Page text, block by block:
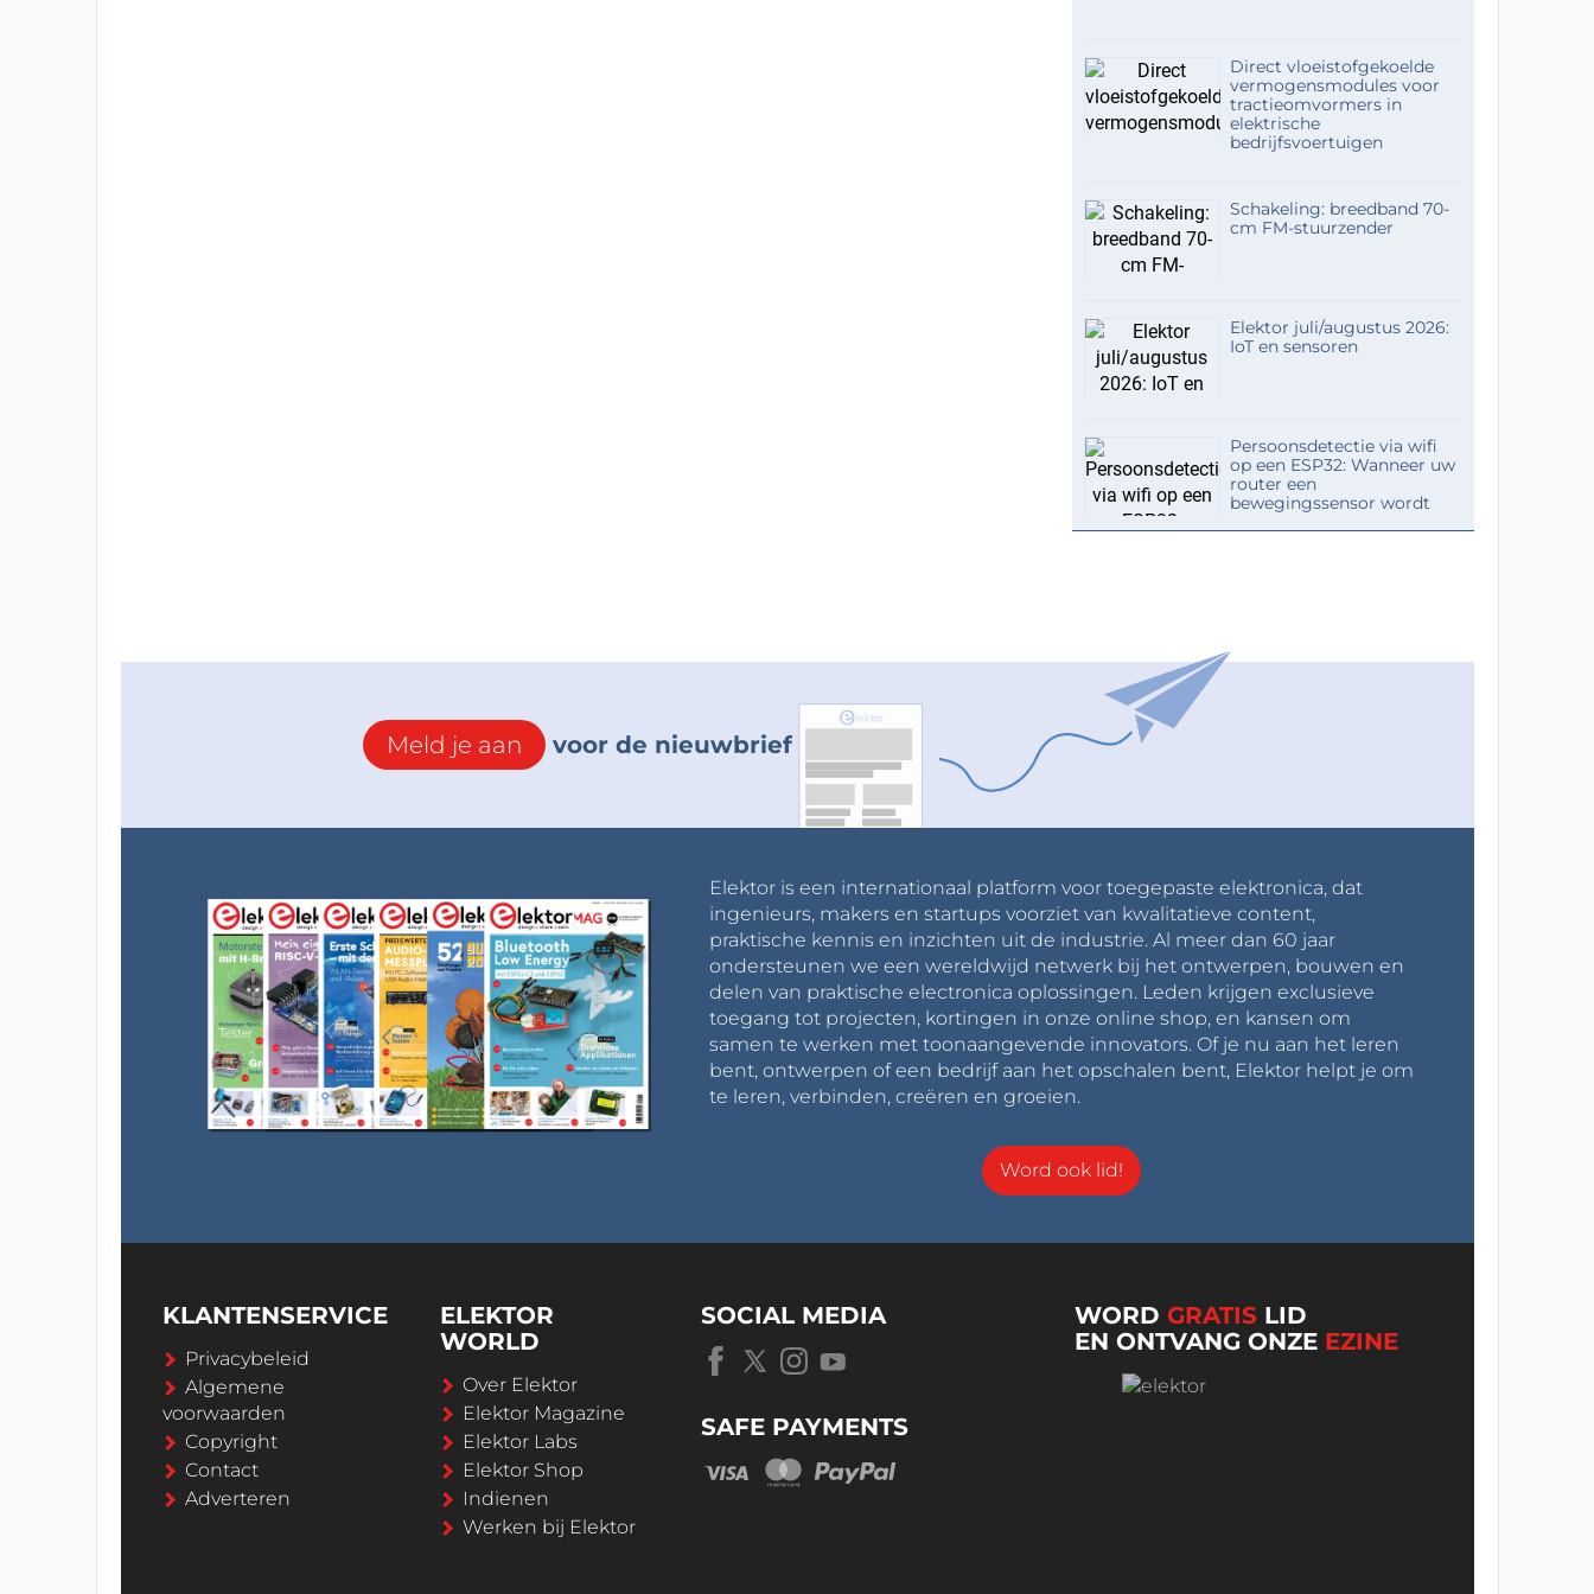
Direct vloeistofgekoelde
vermogensmodules voor
tractieomvormers in
elektrische
bedrijfsvoertuigen
Schakeling: breedband 70-
cm FM-stuurzender
Elektor juli/augustus 2026:
IoT en sensoren
Persoonsdetectie via wifi
op een ESP32: Wanneer uw
router een
bewegingssensor wordt
Meld je aan voor de nieuwbrief
Elektor is een internationaal platform voor toegepaste elektronica, dat
ingenieurs, makers en startups voorziet van kwalitatieve content,
praktische kennis en inzichten uit de industrie. Al meer dan 60 jaar
ondersteunen we een wereldwijd netwerk bij het ontwerpen, bouwen en
delen van praktische electronica oplossingen. Leden krijgen exclusieve
toegang tot projecten, kortingen in onze online shop, en kansen om
samen te werken met toonaangevende innovators. Of je nu aan het leren
bent, ontwerpen of een bedrijf aan het opschalen bent, Elektor helpt je om
te leren, verbinden, creëren en groeien.
Word ook lid!
KLANTENSERVICE
Privacybeleid
Algemene
voorwaarden
Copyright
Contact
Adverteren
ELEKTOR
WORLD
Over Elektor
Elektor Magazine
Elektor Labs
Elektor Shop
Indienen
Werken bij Elektor
SOCIAL MEDIA
SAFE PAYMENTS
WORDGRATIS LID
EN ONTVANG ONZE EZINE